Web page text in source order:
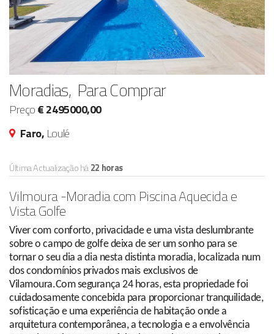
Moradias, Para Comprar
Preço€ 2495000,00
Faro, Loulé
Última Actualização há22 horas
Vilmoura -Moradia com Piscina Aquecida e
Vista Golfe
Viver com conforto, privacidade e uma vista deslumbrante
sobre o campo de golfe deixa de ser um sonho para se
tornar o seu dia a dia nesta distinta moradia, localizada num
dos condomínios privados mais exclusivos de
Vilamoura.Com segurança 24 horas, esta propriedade foi
cuidadosamente concebida para proporcionar tranquilidade,
sofisticação e uma experiência de habitação onde a
arquitetura contemporânea, a tecnologia e a envolvência